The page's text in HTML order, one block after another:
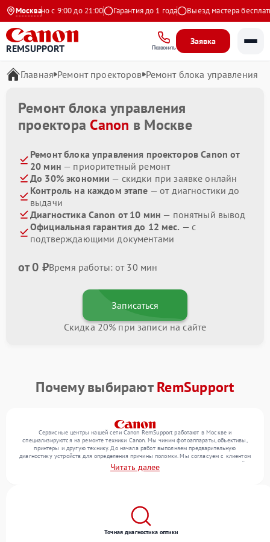
Москвас 9:00 до 21:00 Гарантия до 1 года Выезд мастера бесплатно
REMSUPPORT Позвонить
Заявка
Главная Ремонт проекторов Ремонт блока управления
Ремонт блока управления
проектора Canon в Москве
Ремонт блока управления проекторов Canon от
20 мин — приоритетный ремонт
До 30% экономии — скидки при заявке онлайн
Контроль на каждом этапе — от диагностики до
выдачи
Диагностика Canon от 10 мин — понятный вывод
Официальная гарантия до 12 мес. — с
подтверждающими документами
от 0 ₽Время работы: от 30 мин
Записаться
Скидка 20% при записи на сайте
Почему выбираютRemSupport
Сервисные центры нашей сети Canon RemSupport работают в Москве и
специализируются на ремонте техники Canon. Мы чиним фотоаппараты, объективы,
принтеры и другую технику. До начала работ выполняем предварительную
диагностику устройств для определения причины поломки. Мы согласуем с клиентом
перечень необходимых работ и их стоимость, затем выполняем ремонт с заменой
деталей по необходимости. В конце подтверждаем качество оказанных услуг
Читать далее
Точная диагностика оптики